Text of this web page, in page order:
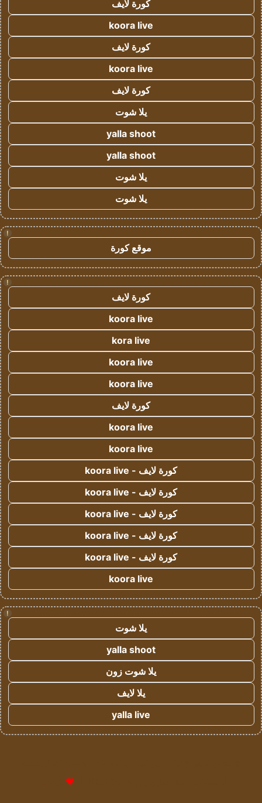
كورة لايف
koora live
كورة لايف
koora live
كورة لايف
يلا شوت
yalla shoot
yalla shoot
يلا شوت
يلا شوت
!
موقع كورة
!
كورة لايف
koora live
kora live
koora live
koora live
كورة لايف
koora live
koora live
كورة لايف - koora live
كورة لايف - koora live
كورة لايف - koora live
كورة لايف - koora live
كورة لايف - koora live
koora live
!
يلا شوت
yalla shoot
يلا شوت زون
يلا لايف
yalla live